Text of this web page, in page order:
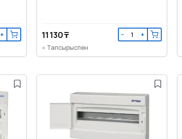
+ 11 130 ₸ − +
Тапсырыспен